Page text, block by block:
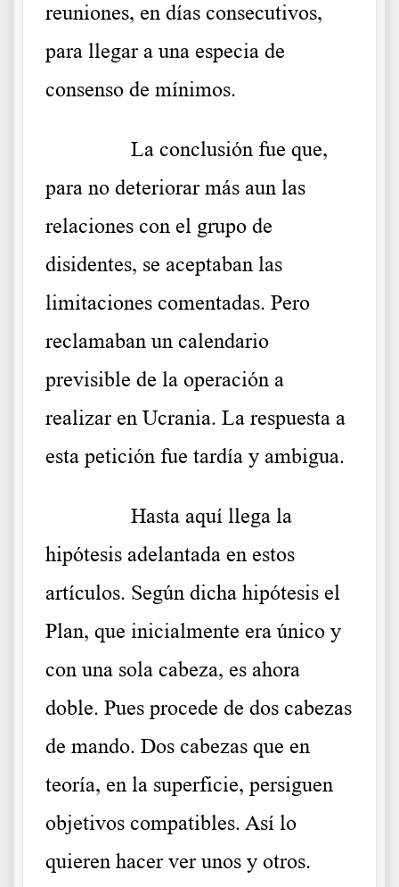
reuniones, en días consecutivos,
para llegar a una especia de
consenso de mínimos.
La conclusión fue que,
para no deteriorar más aun las
relaciones con el grupo de
disidentes, se aceptaban las
limitaciones comentadas. Pero
reclamaban un calendario
previsible de la operación a
realizar en Ucrania. La respuesta a
esta petición fue tardía y ambigua.
Hasta aquí llega la
hipótesis adelantada en estos
artículos. Según dicha hipótesis el
Plan, que inicialmente era único y
con una sola cabeza, es ahora
doble. Pues procede de dos cabezas
de mando. Dos cabezas que en
teoría, en la superficie, persiguen
objetivos compatibles. Así lo
quieren hacer ver unos y otros.